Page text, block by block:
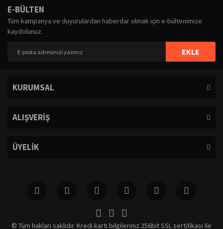
iletebilirsiniz.
Görüş ve önerileriniz için teşekkür ederiz.
Ürün fiyatı diğer sitelerden daha pahalı.
E-BÜLTEN
Tüm kampanya ve duyurulardan haberdar olmak için e-bültenimize
kaydolunuz.
EKLE
KURUMSAL
ALIŞVERİŞ
ÜYELİK
© Tüm hakları saklıdır. Kredi kartı bilgileriniz 256bit SSL sertifikası ile